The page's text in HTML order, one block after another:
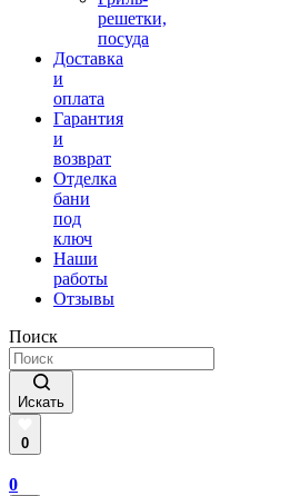
решетки,
посуда
Доставка
и
оплата
Гарантия
и
возврат
Отделка
бани
под
ключ
Наши
работы
Отзывы
Поиск
Искать
0
0